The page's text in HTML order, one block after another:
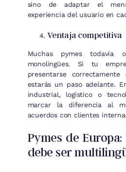
sino de adaptar el
experiencia del usuario en
Ventaja competitiva
Muchas pymes todavía
monolingües. Si tu
presentarse
estarás un paso adelante.
industrial, logístico o
marcar la diferencia al
acuerdos con clientes
Pymes de
debe ser